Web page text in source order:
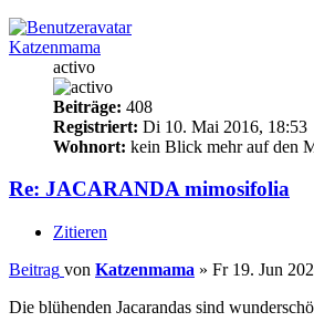
Katzenmama
activo
Beiträge: 408
Registriert: Di 10. Mai 2016, 18:53
Wohnort: kein Blick mehr auf den
Re: JACARANDA mimosifolia
Zitieren
Beitrag von Katzenmama » Fr 19. Jun
Die blühenden Jacarandas sind